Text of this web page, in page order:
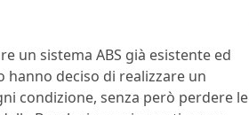
un sistema ABS già esistente ed
hanno deciso di realizzare un
condizione, senza però perdere le